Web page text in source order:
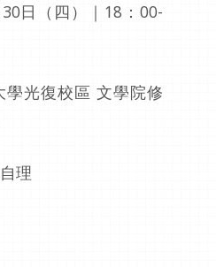
日（四）｜18：00-
學光復校區 文學院修
理